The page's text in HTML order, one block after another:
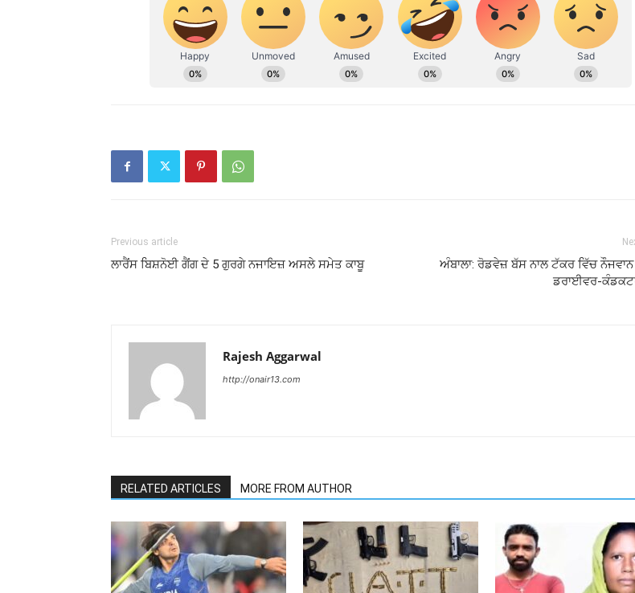
Previous article
ਲਾਰੈਂਸ ਬਿਸ਼ਨੋਈ ਗੈਂਗ ਦੇ 5 ਗੁਰਗੇ ਨਜਾਇਜ਼ ਅਸਲੇ ਸਮੇਤ ਕਾਬੂ
ਅੰਬਾਲਾ: ਰੋਡਵੇਜ਼ ਬੱਸ ਨਾਲ ਟੱਕਰ ਵਿੱਚ
ਡਰਾਈਵਰ-
Rajesh Aggarwal
http://onair13.com
RELATED ARTICLES MORE FROM AUTHOR